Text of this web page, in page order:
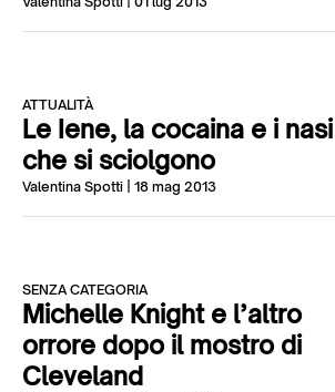
Contatti
ATTUALITÀ
Le Iene, la cocaina e i nasi
che si sciolgono
Valentina Spotti | 18 mag 2013
SENZA CATEGORIA
Michelle Knight e l’altro
orrore dopo il mostro di
Cleveland